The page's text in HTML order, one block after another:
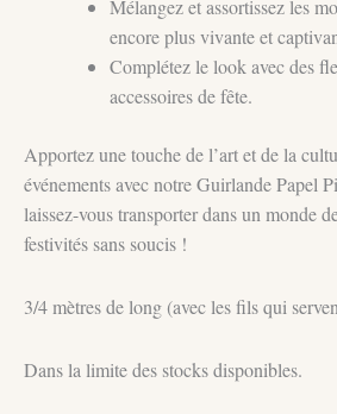
Mélangez et assortissez les
encore plus vivante et
Complétez le look avec des
accessoires de fête.
Apportez une touche de l’art et de la
événements avec notre Guirlande Papel
laissez-vous transporter dans un monde
festivités sans soucis !
3/4 mètres de long (avec les fils qui
Dans la limite des stocks disponibles.